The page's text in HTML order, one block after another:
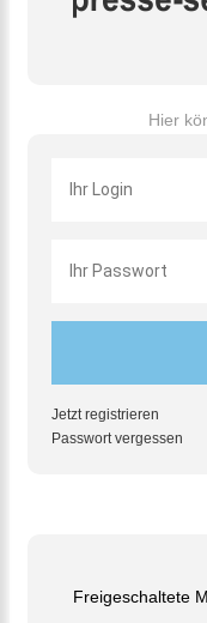
Hier
Jetzt registrieren
Passwort vergessen
Freigeschaltete